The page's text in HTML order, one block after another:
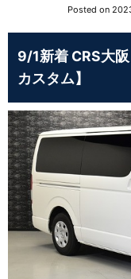
Posted on
9/1新着 CRS大
カスタム】